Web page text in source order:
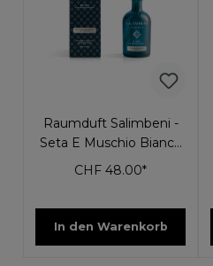
Raumduft Salimbeni -
Seta E Muschio Bianco
250ml
CHF 48.00*
In den Warenkorb